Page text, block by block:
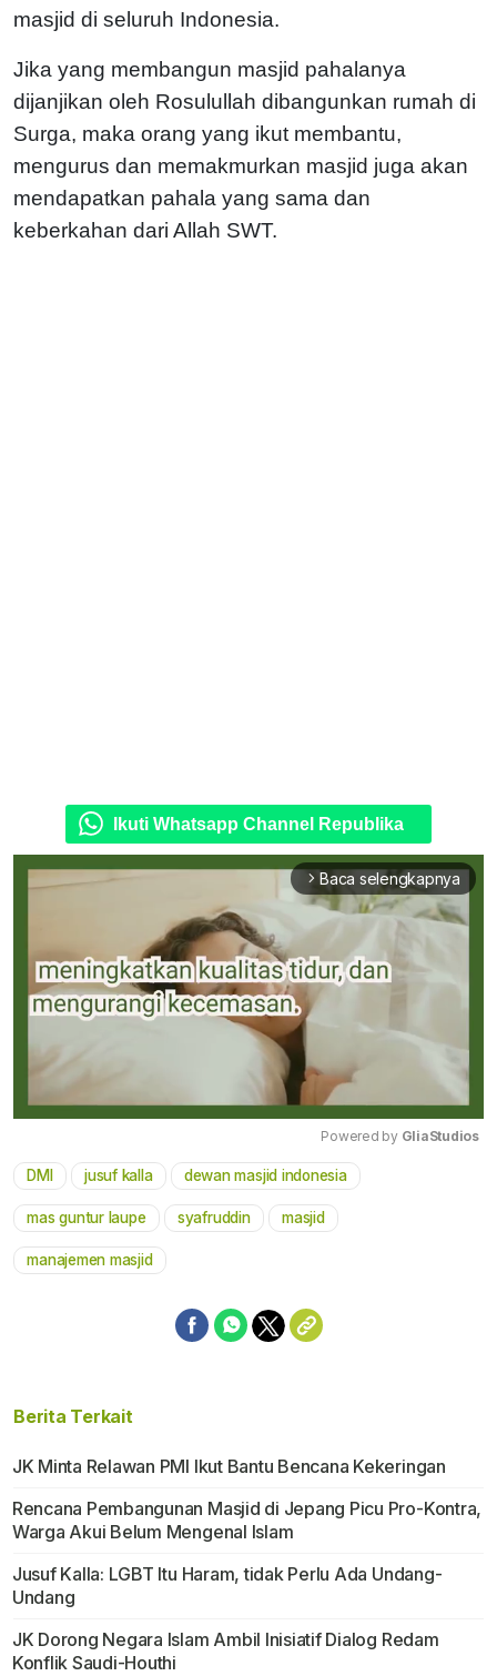
masjid di seluruh Indonesia.
Jika yang membangun masjid pahalanya
dijanjikan oleh Rosulullah dibangunkan rumah di
Surga, maka orang yang ikut membantu,
mengurus dan memakmurkan masjid juga akan
mendapatkan pahala yang sama dan
keberkahan dari Allah SWT.
Ikuti Whatsapp Channel Republika
arrow_forward_ios Baca selengkapnya
Powered by GliaStudios
DMI jusuf kalla dewan masjid indonesia
mas guntur laupe syafruddin masjid
manajemen masjid
Berita Terkait
JK Minta Relawan PMI Ikut Bantu Bencana Kekeringan
Rencana Pembangunan Masjid di Jepang Picu Pro-Kontra,
Warga Akui Belum Mengenal Islam
Jusuf Kalla: LGBT Itu Haram, tidak Perlu Ada Undang-
Undang
JK Dorong Negara Islam Ambil Inisiatif Dialog Redam
Konflik Saudi-Houthi